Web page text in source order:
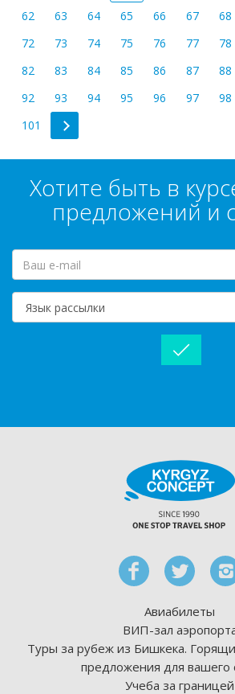
62
63 64 65 66 67 68
72
73 74 75 76 77 78
82
83 84 85 86 87 88
92
93 94 95 96 97 98
101
Хотите быть в
предложений и
Авиабилеты
ВИП-зал
Туры за рубеж из Бишкека.
предложения для вашего
Учеба за границей